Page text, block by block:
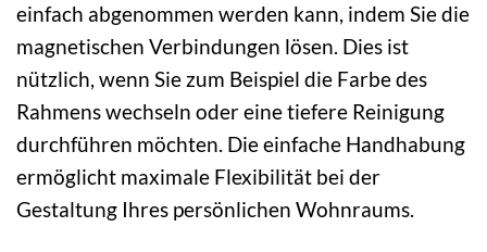
einfach abgenommen werden kann, indem Sie die
magnetischen Verbindungen lösen. Dies ist
nützlich, wenn Sie zum Beispiel die Farbe des
Rahmens wechseln oder eine tiefere Reinigung
durchführen möchten. Die einfache Handhabung
ermöglicht maximale Flexibilität bei der
Gestaltung Ihres persönlichen Wohnraums.